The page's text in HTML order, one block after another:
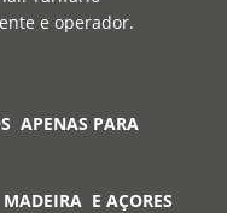
e operador.
APENAS PARA
E AÇORES